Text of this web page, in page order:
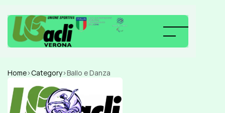
Home>Category>Ballo e Danza